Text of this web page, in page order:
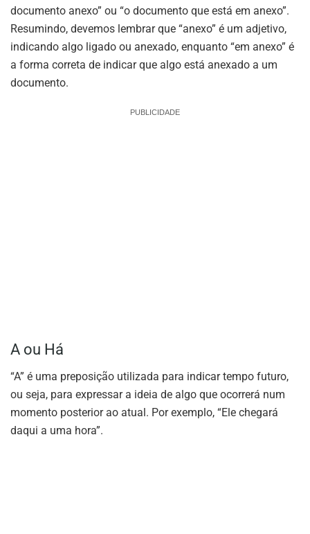
documento anexo” ou “o documento que está em anexo”.
Resumindo, devemos lembrar que “anexo” é um adjetivo,
indicando algo ligado ou anexado, enquanto “em anexo” é
a forma correta de indicar que algo está anexado a um
documento.
PUBLICIDADE
A ou Há
“A” é uma preposição utilizada para indicar tempo futuro,
ou seja, para expressar a ideia de algo que ocorrerá num
momento posterior ao atual. Por exemplo, “Ele chegará
daqui a uma hora”.